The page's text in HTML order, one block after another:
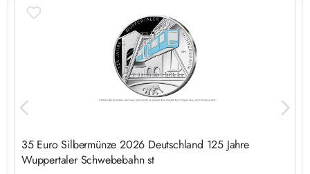
35 Euro Silbermünze 2026 Deutschland 125 Jahre
Wuppertaler Schwebebahn st